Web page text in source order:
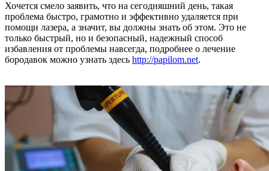
Хочется смело заявить, что на сегодняшний день, такая
проблема быстро, грамотно и эффективно удаляется при
помощи лазера, а значит, вы должны знать об этом. Это не
только быстрый, но и безопасный, надежный способ
избавления от проблемы навсегда, подробнее о лечение
бородавок можно узнать здесь http://papilom.net.